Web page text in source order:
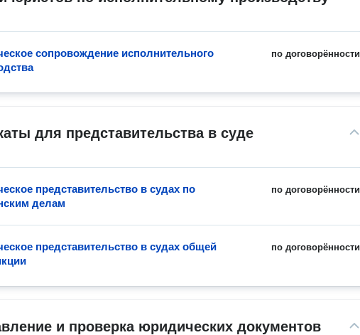
по договорённости
сопровождение исполнительного
для представительства в суде
по договорённости
представительство в судах по
делам
по договорённости
представительство в судах общей
и проверка юридических документов